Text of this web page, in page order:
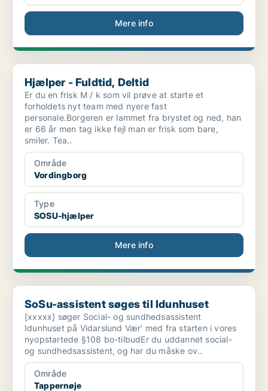
Mere info
Hjælper - Fuldtid, Deltid
Hjælper - Fuldtid, Deltid
Er du en frisk M / k som vil prøve at starte et
forholdets nyt team med nyere fast
personale.Borgeren er lammet fra brystet og ned, han
er 66 år men tag ikke fejl man er frisk som bare,
smiler. Tea..
Område
Vordingborg
Type
SOSU-hjælper
Mere info
SoSu-assistent søges til Idunhuset
SoSu-assistent søges til Idunhuset
[xxxxx] søger Social- og sundhedsassistent
Idunhuset på Vidarslund Vær’ med fra starten i vores
nyopstartede §108 bo-tilbudEr du uddannet social-
og sundhedsassistent, og har du måske ov..
Område
Tappernøje